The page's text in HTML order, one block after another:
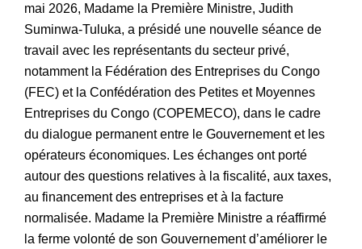
mai 2026, Madame la Première Ministre, Judith
Suminwa-Tuluka, a présidé une nouvelle séance de
travail avec les représentants du secteur privé,
notamment la Fédération des Entreprises du Congo
(FEC) et la Confédération des Petites et Moyennes
Entreprises du Congo (COPEMECO), dans le cadre
du dialogue permanent entre le Gouvernement et les
opérateurs économiques. Les échanges ont porté
autour des questions relatives à la fiscalité, aux taxes,
au financement des entreprises et à la facture
normalisée. Madame la Première Ministre a réaffirmé
la ferme volonté de son Gouvernement d’améliorer le